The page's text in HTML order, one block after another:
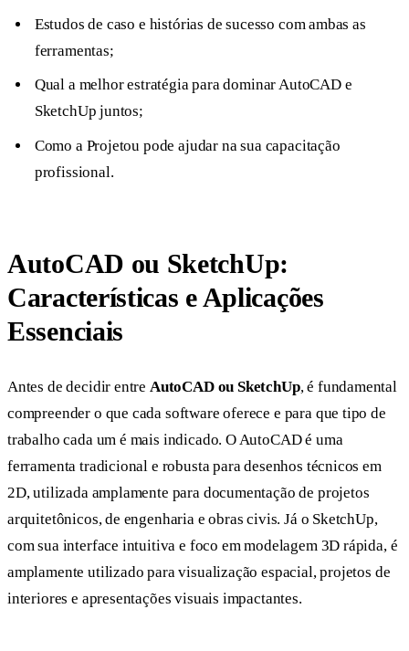
Estudos de caso e histórias de sucesso com ambas as
ferramentas;
Qual a melhor estratégia para dominar AutoCAD e
SketchUp juntos;
Como a Projetou pode ajudar na sua capacitação
profissional.
AutoCAD ou SketchUp:
Características e Aplicações
Essenciais
Antes de decidir entre AutoCAD ou SketchUp, é fundamental
compreender o que cada software oferece e para que tipo de
trabalho cada um é mais indicado. O AutoCAD é uma
ferramenta tradicional e robusta para desenhos técnicos em
2D, utilizada amplamente para documentação de projetos
arquitetônicos, de engenharia e obras civis. Já o SketchUp,
com sua interface intuitiva e foco em modelagem 3D rápida, é
amplamente utilizado para visualização espacial, projetos de
interiores e apresentações visuais impactantes.